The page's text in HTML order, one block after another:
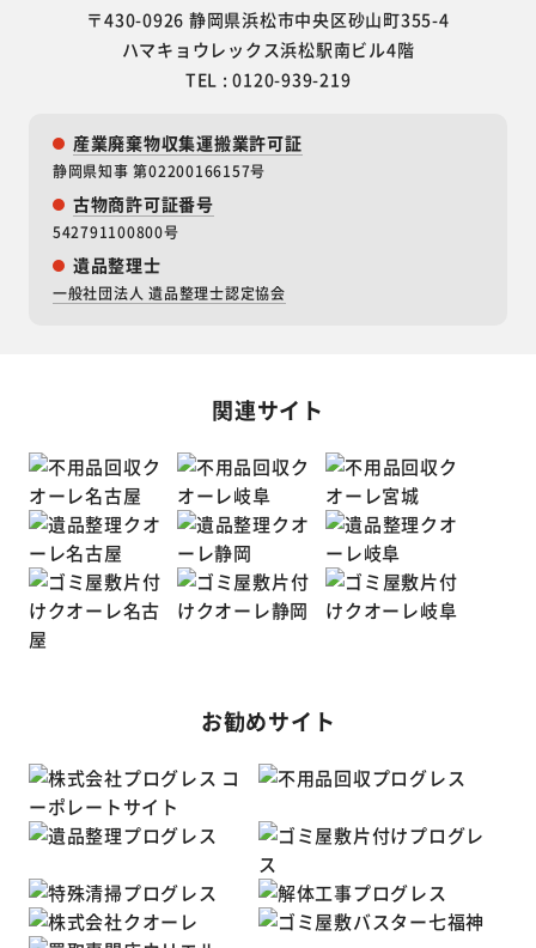
〒430-0926 静岡県浜松市中央区砂山町355-4
ハマキョウレックス浜松駅南ビル4階
TEL : 0120-939-219
産業廃棄物収集運搬業許可証
静岡県知事 第02200166157号
古物商許可証番号
542791100800号
遺品整理士
一般社団法人 遺品整理士認定協会
関連サイト
お勧めサイト